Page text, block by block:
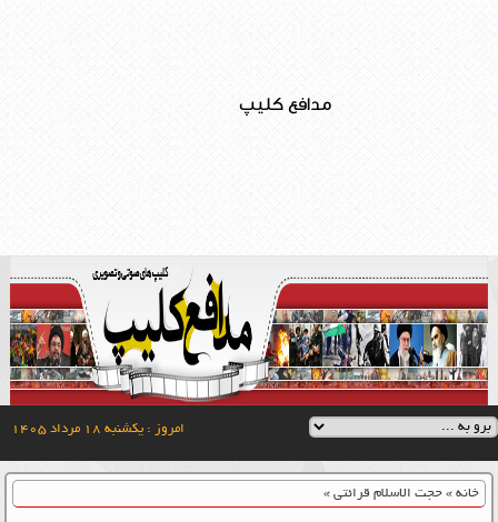
مدافع کلیپ
امروز : یکشنبه ۱۸ مرداد ۱۴۰۵
خانه» حجت الاسلام قرائتی»